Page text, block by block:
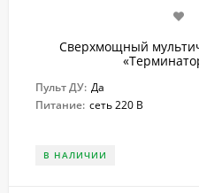
Сверхмощный
Пульт ДУ: Да
Питание: сеть 220 В
В НАЛИЧИИ